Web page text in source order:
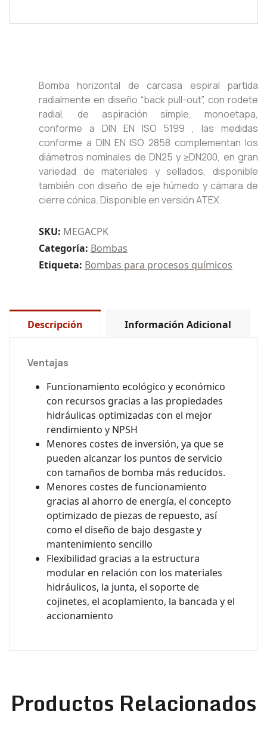
Bomba horizontal de carcasa espiral partida
radialmente en diseño “back pull-out”, con rodete
radial, de aspiración simple, monoetapa,
conforme a DIN EN ISO 5199 , las medidas
conforme a DIN EN ISO 2858 complementan los
diámetros nominales de DN25 y ≥DN200, en gran
variedad de materiales y sellados, disponible
también con diseño de eje húmedo y cámara de
cierre cónica. Disponible en versión ATEX.
SKU: MEGACPK
Categoría: Bombas
Etiqueta: Bombas para procesos químicos
Descripción Información Adicional
Ventajas
Funcionamiento ecológico y económico
con recursos gracias a las propiedades
hidráulicas optimizadas con el mejor
rendimiento y NPSH
Menores costes de inversión, ya que se
pueden alcanzar los puntos de servicio
con tamaños de bomba más reducidos.
Menores costes de funcionamiento
gracias al ahorro de energía, el concepto
optimizado de piezas de repuesto, así
como el diseño de bajo desgaste y
mantenimiento sencillo
Flexibilidad gracias a la estructura
modular en relación con los materiales
hidráulicos, la junta, el soporte de
cojinetes, el acoplamiento, la bancada y el
accionamiento
Productos Relacionados